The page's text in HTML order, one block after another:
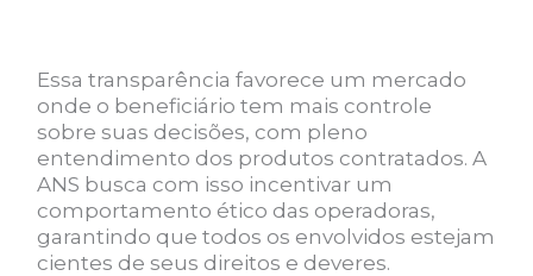
Essa transparência favorece um mercado
onde o beneficiário tem mais controle
sobre suas decisões, com pleno
entendimento dos produtos contratados. A
ANS busca com isso incentivar um
comportamento ético das operadoras,
garantindo que todos os envolvidos estejam
cientes de seus direitos e deveres.